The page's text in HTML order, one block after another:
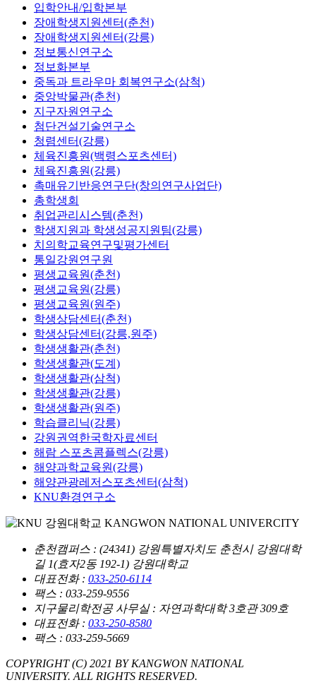
입학안내/입학본부
장애학생지원센터(춘천)
장애학생지원센터(강릉)
정보통신연구소
정보화본부
중독과 트라우마 회복연구소(삼척)
중앙박물관(춘천)
지구자원연구소
첨단건설기술연구소
청렴센터(강릉)
체육진흥원(백령스포츠센터)
체육진흥원(강릉)
촉매유기반응연구단(창의연구사업단)
총학생회
취업관리시스템(춘천)
학생지원과 학생성공지원팀(강릉)
치의학교육연구및평가센터
통일강원연구원
평생교육원(춘천)
평생교육원(강릉)
평생교육원(원주)
학생상담센터(춘천)
학생상담센터(강릉,원주)
학생생활관(춘천)
학생생활관(도계)
학생생활관(삼척)
학생생활관(강릉)
학생생활관(원주)
학습클리닉(강릉)
강원권역한국학자료센터
해람 스포츠콤플렉스(강릉)
해양과학교육원(강릉)
해양관광레저스포츠센터(삼척)
KNU환경연구소
춘천캠퍼스 : (24341) 강원특별자치도 춘천시 강원대학
길 1(효자2동 192-1) 강원대학교
대표전화 : 033-250-6114
팩스 : 033-259-9556
지구물리학전공 사무실: 자연과학대학 3호관 309호
대표전화 : 033-250-8580
팩스 : 033-259-5669
COPYRIGHT (C) 2021 BY KANGWON NATIONAL
UNIVERSITY. ALL RIGHTS RESERVED.